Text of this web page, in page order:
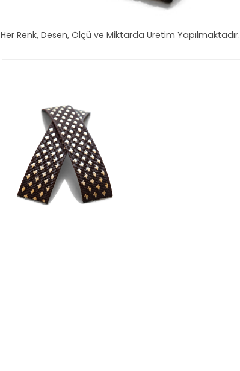
Her Renk, Desen, Ölçü ve Miktarda Üretim Yapılmaktadır.